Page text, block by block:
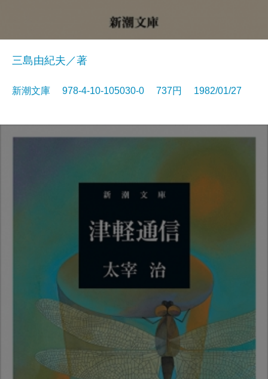
三島由紀夫／著
新潮文庫 978-4-10-105030-0 737円 1982/01/27